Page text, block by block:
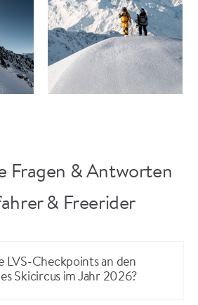
Fragen & Antworten
& Freerider
LVS-Checkpoints an den
Skicircus im Jahr 2026?